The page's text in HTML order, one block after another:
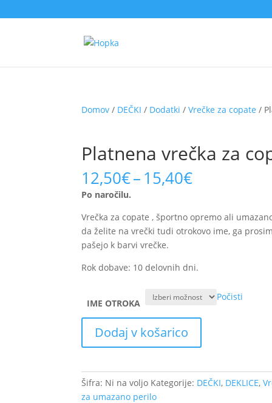
Domov / DEČKI / Dodatki /Vrečke za copate /
Platnena vrečka za
12,50€–15,40€Price
through
15,40€
Po naročilu.
Vrečka za copate , športno opremo ali
da želite na vrečki tudi otrokovo ime, ga
pašejo k barvi vrečke.
Rok dobave: 10 delovnih dni.
IME OTROKA
Počisti
vrečka
za
ali
perilo
Dodaj v košarico
Šifra: Ni na voljo Kategorije: DEČKI, DEKLICE,
za umazano perilo